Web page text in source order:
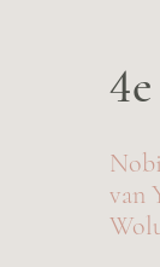
van